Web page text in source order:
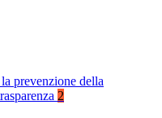
prevenzione della
2